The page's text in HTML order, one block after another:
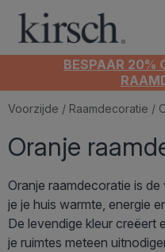
BESPAAR 20%
Voorzijde / Raamdecoratie /
Oranje
Oranje raamdecoratie is
je je huis warmte, energie
De levendige kleur creëert
je ruimtes meteen